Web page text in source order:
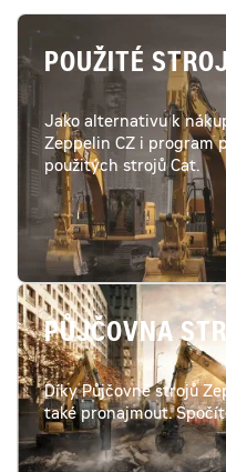
POUŽITÉ
Jako alternativu k
Zeppelin CZ i program
použitých strojů Cat.
PŮJČOVNA
Díky Půjčovně strojů
také pronajmout.